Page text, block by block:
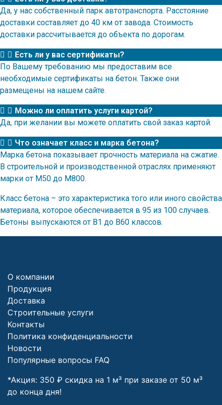
Да, у нас собственный парк автотранспорта. Расстояние
доставки составляет до 40 км от завода. Стоимость
доставки рассчитывается до объекта по дорогам.
Есть ли у вас сертификаты?
По Вашему требованию мы предоставим все
необходимые сертификаты на бетон. Также они
размещены на нашем сайте.
Можно ли оплатить услуги картой?
Да, при желании вы можете оплатить свой заказ картой.
Что означает класс и марка бетона?
Марка бетона показывает прочность материала на сжатие.
В строительной и производственной отраслях применяют
марки от М50 до М800.
Класс бетона – это характеристика того или иного свойства
материала, которое обеспечивается в 95 из 100 случаев.
Бетоны выпускаются от В1 до В60 классов.
О компании
Продукция
Доставка
Строительные услуги
Контакты
Политика конфиденциальности
Новости
Популярные вопросы FAQ
*Акция: 350 ₽ скидка на 1 м³ при заказе от 50 м³
до конца дня!